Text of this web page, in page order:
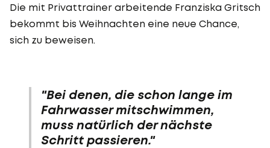
Die mit Privattrainer arbeitende Franziska Gritsch
bekommt bis Weihnachten eine neue Chance,
sich zu beweisen.
"Bei denen, die schon lange im
Fahrwasser mitschwimmen,
muss natürlich der nächste
Schritt passieren."